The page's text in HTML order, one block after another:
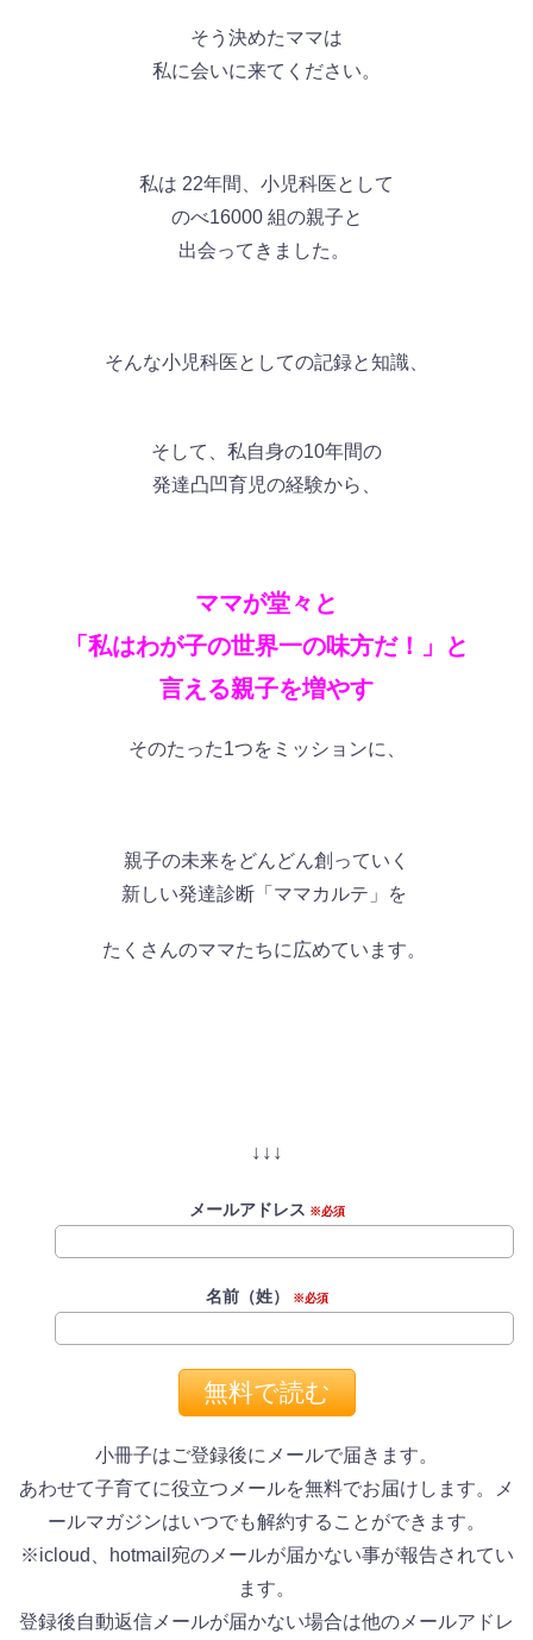
そう決めたママは
私に会いに来てください。
私は 22年間、小児科医として
のべ16000 組の親子と
出会ってきました。
そんな小児科医としての記録と知識、
そして、 私自身の10年間の
発達凸凹育児の経験から、
ママが堂々と
「私はわが子の世界一の味方だ！」と
言える親子を増やす
そのたった1つをミッションに、
親子の未来をどんどん創っていく
新しい発達診断「ママカルテ」を
たくさんのママたちに広めています。
↓↓↓
メールアドレス ※必須
名前（姓） ※必須
小冊子はご登録後にメールで届きます。
あわせて子育てに役立つメールを無料でお届けします。メ
ールマガジンはいつでも解約することができます。
※icloud、hotmail宛のメールが届かない事が報告されてい
ます。
登録後自動返信メールが届かない場合は他のメールアドレ